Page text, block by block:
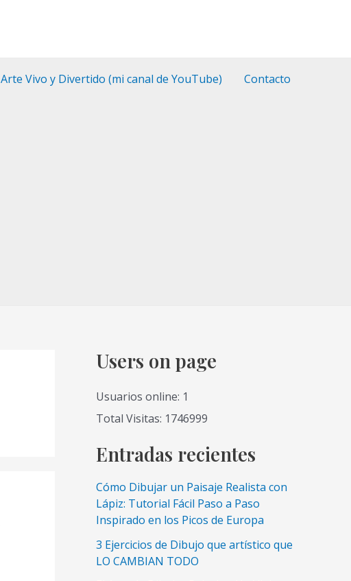
Arte Vivo y Divertido (mi canal de YouTube) Contacto
Users on page
Usuarios online: 1
Total Visitas: 1746999
Entradas recientes
Cómo Dibujar un Paisaje Realista con
Lápiz: Tutorial Fácil Paso a Paso
Inspirado en los Picos de Europa
3 Ejercicios de Dibujo que artístico que
LO CAMBIAN TODO